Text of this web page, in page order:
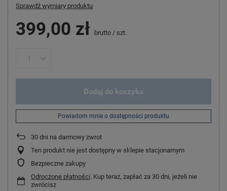
Sprawdź wymiary produktu
399,00 zł brutto / szt.
Dodaj do koszyka
Powiadom mnie o dostępności produktu
30 dni na darmowy zwrot
Ten produkt nie jest dostępny w sklepie stacjonarnym
Bezpieczne zakupy
Odroczone płatności. Kup teraz, zapłać za 30 dni, jeżeli nie
zwrócisz